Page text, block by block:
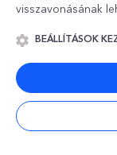
Személyre
mini
A kedves, színes
mini csokoládék
vagy egyenként is
minden
visszavonásának
BEÁLLÍTÁSOK